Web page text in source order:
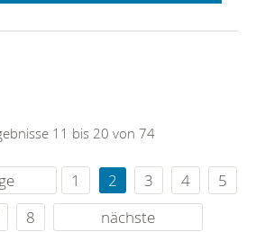
11 bis 20 von 74
1 2 3 4
5
8 nächste